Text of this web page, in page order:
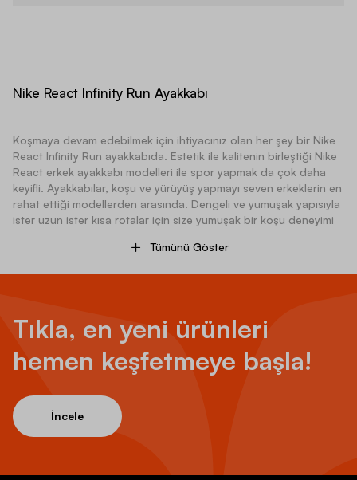
Nike React Infinity Run Ayakkabı
Koşmaya devam edebilmek için ihtiyacınız olan her şey bir Nike
React Infinity Run ayakkabıda. Estetik ile kalitenin birleştiği Nike
React erkek ayakkabı modelleri ile spor yapmak da çok daha
keyifli. Ayakkabılar, koşu ve yürüyüş yapmayı seven erkeklerin en
rahat ettiği modellerden arasında. Dengeli ve yumuşak yapısıyla
ister uzun ister kısa rotalar için size yumuşak bir koşu deneyimi
trend parçalar arasında yer alır. Gelişmiş yastıklama sistemi ve
Siz de Nike React Infinity Run ayakkabıları kombinlerinize
ekleyerek, hem şık hem de yüksek performanslı bir koşu stili
oluşturabilirsiniz. Dilerseniz diğerNike koşu
ayakkabılarına da
göz atabilir, ihtiyaçlarınıza uygun bir tercihte bulunabilirsiniz.
Nike React Infinity Run Ayakkabısının Sağladığı
Avantajlar Nelerdir?
Tümünü Göster
Tıkla, en yeni ürünleri
hemen keşfetmeye başla!
İncele